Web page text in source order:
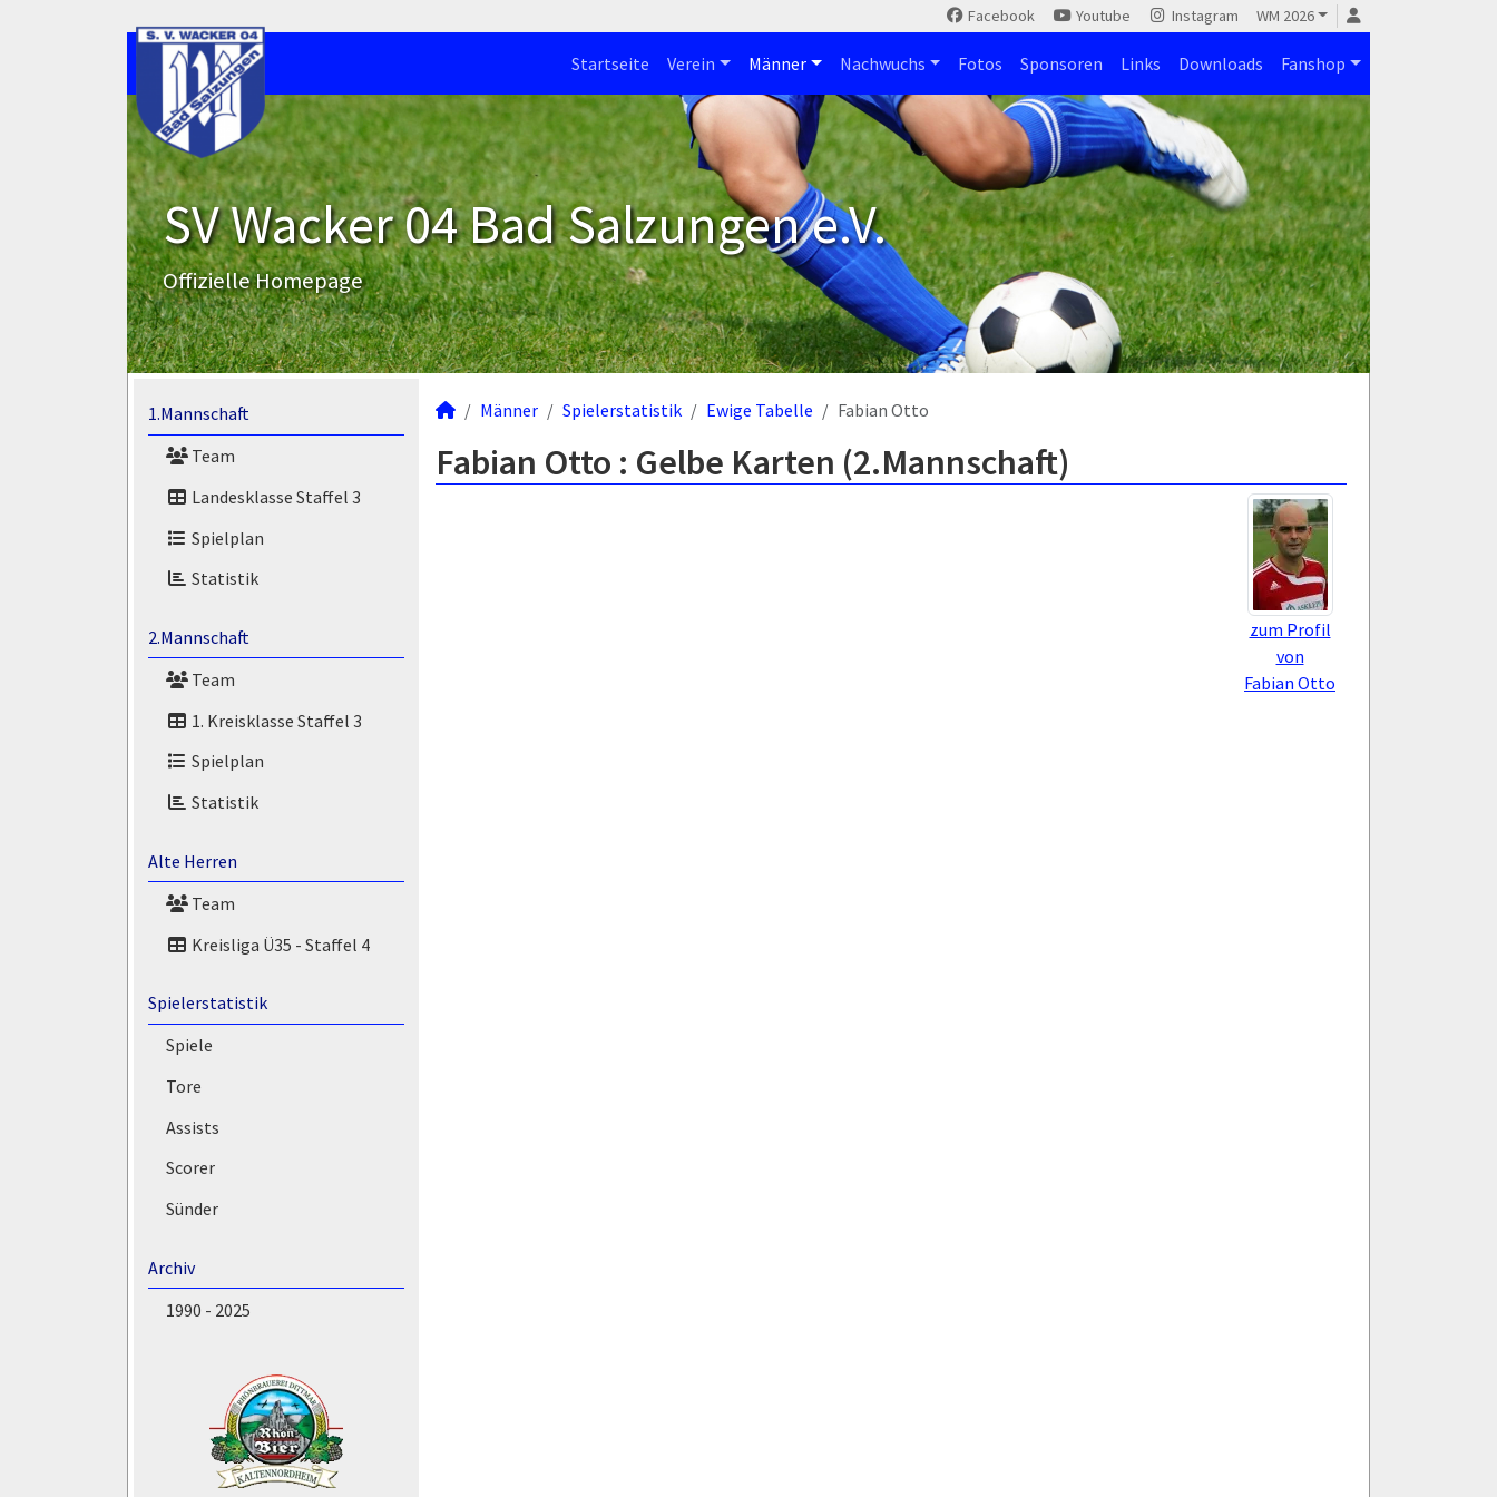
Facebook Youtube Instagram WM 2026
Startseite Verein Männer Nachwuchs Fotos Sponsoren Links Downloads Fanshop
SV Wacker 04 Bad Salzungen e.V.
Offizielle Homepage
1.Mannschaft
Team
Landesklasse Staffel 3
Spielplan
Statistik
2.Mannschaft
Team
1. Kreisklasse Staffel 3
Spielplan
Statistik
Alte Herren
Team
Kreisliga Ü35 - Staffel 4
Spielerstatistik
Spiele
Tore
Assists
Scorer
Sünder
Archiv
1990 - 2025
Männer Spielerstatistik Ewige Tabelle Fabian Otto
Fabian Otto : Gelbe Karten (2.Mannschaft)
zum Profil
von
Fabian Otto